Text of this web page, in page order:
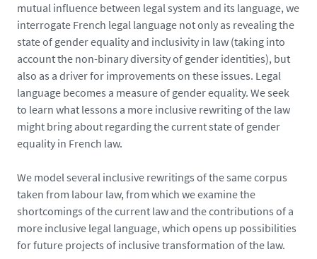
mutual influence between legal system and its language, we
interrogate French legal language not only as revealing the
state of gender equality and inclusivity in law (taking into
account the non-binary diversity of gender identities), but
also as a driver for improvements on these issues. Legal
language becomes a measure of gender equality. We seek
to learn what lessons a more inclusive rewriting of the law
might bring about regarding the current state of gender
equality in French law.
We model several inclusive rewritings of the same corpus
taken from labour law, from which we examine the
shortcomings of the current law and the contributions of a
more inclusive legal language, which opens up possibilities
for future projects of inclusive transformation of the law.